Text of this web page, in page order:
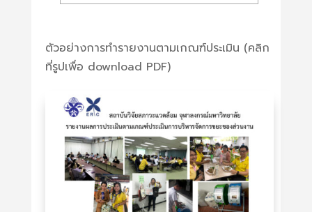
ตัวอย่างการทำรายงานตามเกณฑ์ประเมิน (คลิก
ที่รูปเพื่อ download PDF)